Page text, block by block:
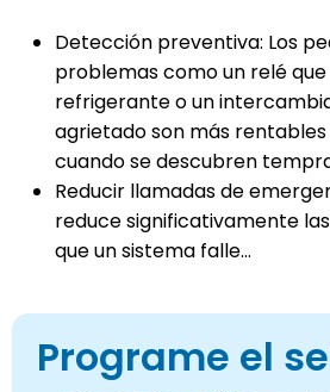
Detección preventiva: Los
problemas como un relé
refrigerante o un
agrietado son más
cuando se descubren
Reducir llamadas de
reduce significativamente
que un sistema falle...
Programe el